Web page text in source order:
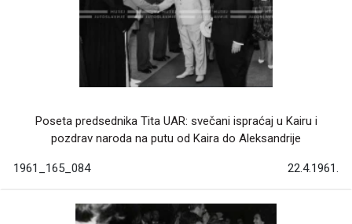
Poseta predsednika Tita UAR: svečani ispraćaj u Kairu i
pozdrav naroda na putu od Kaira do Aleksandrije
1961_165_084 22.4.1961.